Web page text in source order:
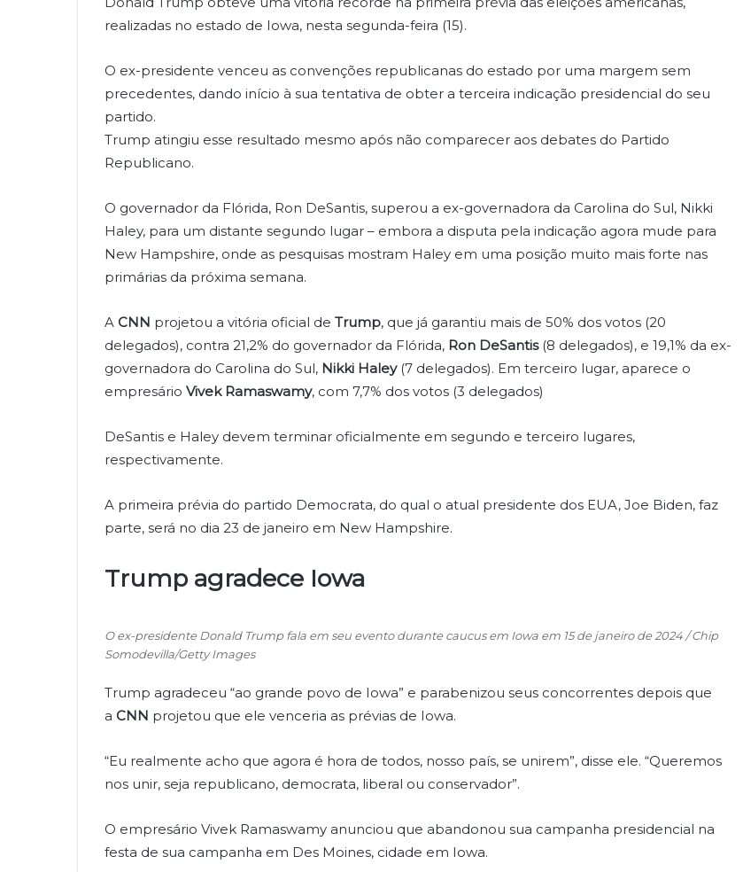
realizadas no estado de Iowa, nesta segunda-feira (15).
O ex-presidente venceu as convenções republicanas do estado por uma margem sem
precedentes, dando início à sua tentativa de obter a terceira indicação presidencial do seu
partido.
Trump atingiu esse resultado mesmo após não comparecer aos debates do Partido
Republicano.
O governador da Flórida, Ron DeSantis, superou a ex-governadora da Carolina do Sul, Nikki
Haley, para um distante segundo lugar – embora a disputa pela indicação agora mude para
New Hampshire, onde as pesquisas mostram Haley em uma posição muito mais forte nas
primárias da próxima semana.
A CNN projetou a vitória oficial de Trump, que já garantiu mais de 50% dos votos (20
delegados), contra 21,2% do governador da Flórida, Ron DeSantis(8 delegados), e 19,1% da ex-
governadora do Carolina do Sul, Nikki Haley(7 delegados). Em terceiro lugar, aparece o
empresário Vivek Ramaswamy, com 7,7% dos votos (3 delegados)
DeSantis e Haley devem terminar oficialmente em segundo e terceiro lugares,
respectivamente.
A primeira prévia do partido Democrata, do qual o atual presidente dos EUA, Joe Biden, faz
parte, será no dia 23 de janeiro em New Hampshire.
Trump agradece Iowa
O ex-presidente Donald Trump fala em seu evento durante caucus em Iowa em 15 de janeiro de 2024 / Chip
Somodevilla/Getty Images
Trump agradeceu “ao grande povo de Iowa” e parabenizou seus concorrentes depois que
a CNN projetou que ele venceria as prévias de Iowa.
“Eu realmente acho que agora é hora de todos, nosso país, se unirem”, disse ele. “Queremos
nos unir, seja republicano, democrata, liberal ou conservador”.
O empresário Vivek Ramaswamy anunciou que abandonou sua campanha presidencial na
festa de sua campanha em Des Moines, cidade em Iowa.